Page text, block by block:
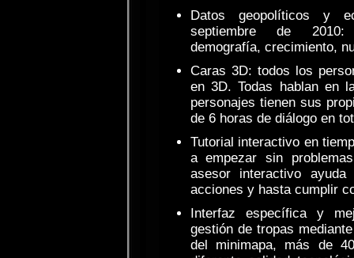
Datos geopolíticos y
septiembre de 2010:
demografía, crecimiento,
Caras 3D: todos los
en 3D. Todas hablan en
personajes tienen sus
de 6 horas de diálogo en
Tutorial interactivo en
a empezar sin
asesor interactivo
acciones y hasta cumplir
Interfaz específica y
gestión de tropas
del minimapa, más de